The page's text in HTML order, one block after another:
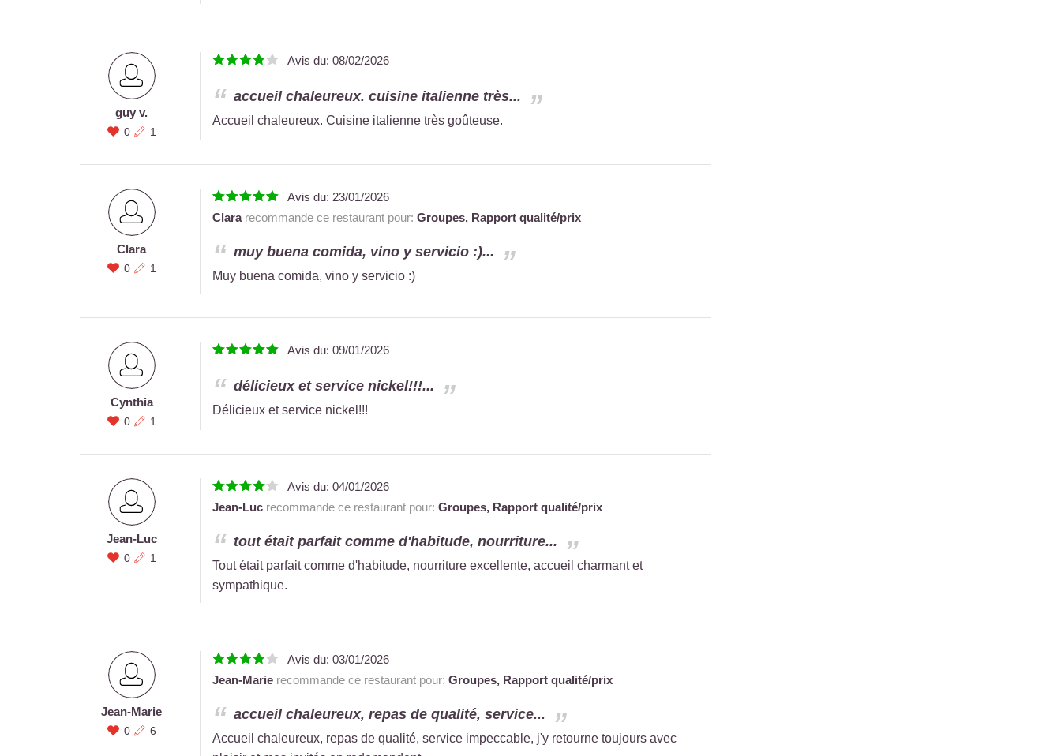
guy v.
0 1
Avis du: 08/02/2026
accueil chaleureux. cuisine italienne très...
Accueil chaleureux. Cuisine italienne très goûteuse.
Clara
0 1
Avis du: 23/01/2026
Clararecommande ce restaurant pour: Groupes, Rapport qualité/prix
muy buena comida, vino y servicio :)...
Muy buena comida, vino y servicio :)
Cynthia
0 1
Avis du: 09/01/2026
délicieux et service nickel!!!...
Délicieux et service nickel!!!
Jean-Luc
0 1
Avis du: 04/01/2026
Jean-Lucrecommande ce restaurant pour: Groupes, Rapport qualité/prix
tout était parfait comme d'habitude, nourriture...
Tout était parfait comme d'habitude, nourriture excellente, accueil charmant et
sympathique.
Jean-Marie
0 6
Avis du: 03/01/2026
Jean-Marierecommande ce restaurant pour: Groupes, Rapport qualité/prix
accueil chaleureux, repas de qualité, service...
Accueil chaleureux, repas de qualité, service impeccable, j'y retourne toujours avec